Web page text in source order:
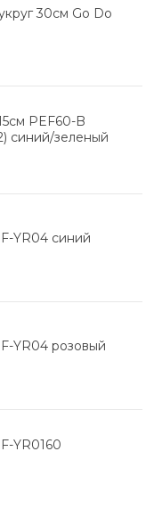
30см Go Do
PEF60-B
синий/зеленый
YR04 синий
YR04 розовый
YR0160